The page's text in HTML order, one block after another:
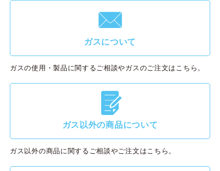
F
ガスについて
ガスの使用・製品に関するご相談やガスのご注文はこちら。
G
ガス以外の商品について
ガス以外の商品に関するご相談やご注文はこちら。